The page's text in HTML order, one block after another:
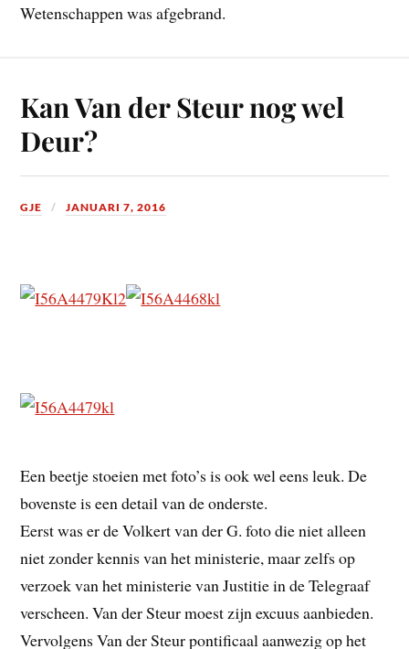
Wetenschappen was afgebrand.
Kan Van der Steur nog wel
Deur?
GJE JANUARI 7, 2016
Een beetje stoeien met foto’s is ook wel eens leuk. De
bovenste is een detail van de onderste.
Eerst was er de Volkert van der G. foto die niet alleen
niet zonder kennis van het ministerie, maar zelfs op
verzoek van het ministerie van Justitie in de Telegraaf
verscheen. Van der Steur moest zijn excuus aanbieden.
Vervolgens Van der Steur pontificaal aanwezig op het